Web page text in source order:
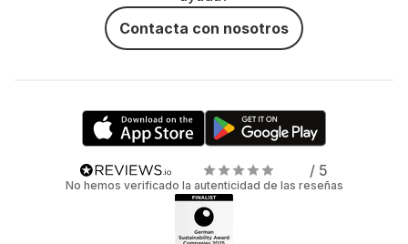
Contacta con nosotros
/ 5
No hemos verificado la autenticidad de las reseñas